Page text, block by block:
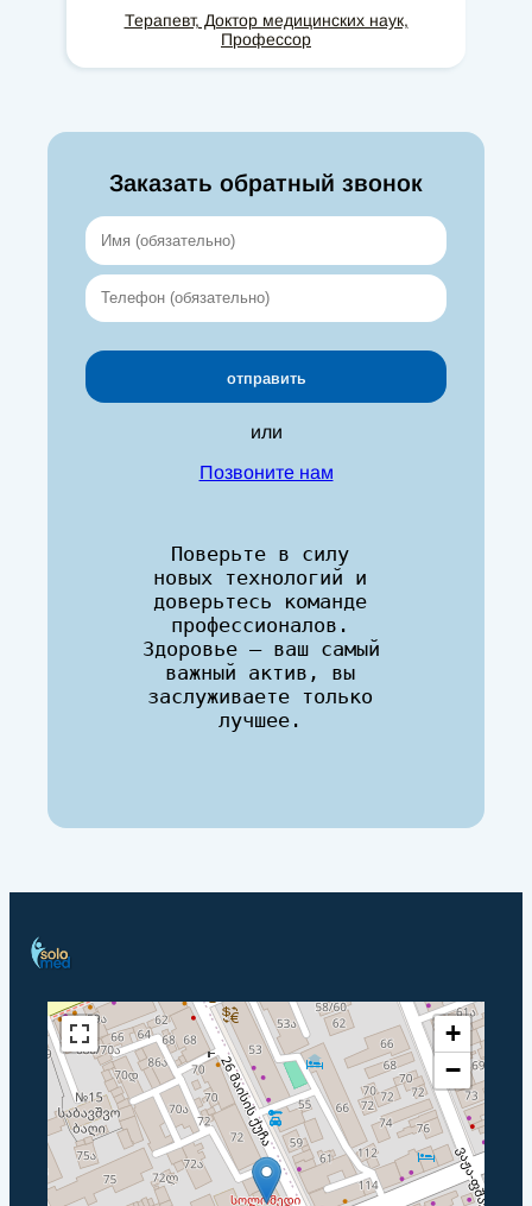
Терапевт, Доктор медицинских наук,
Профессор
Заказать обратный звонок
или
Позвоните нам
Поверьте в силу
новых технологий и
доверьтесь команде
профессионалов.
Здоровье — ваш самый
важный актив, вы
заслуживаете только
лучшее.
+
−